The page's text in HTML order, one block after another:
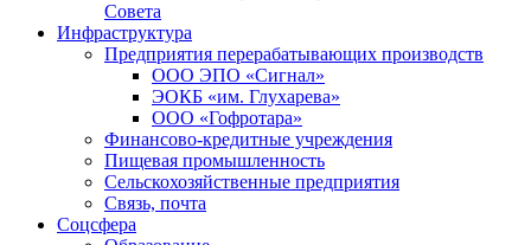
Совета
Инфраструктура
Предприятия перерабатывающих производств
ООО ЭПО «Сигнал»
ЭОКБ «им. Глухарева»
ООО «Гофротара»
Финансово-кредитные учреждения
Пищевая промышленность
Сельскохозяйственные предприятия
Связь, почта
Соцсфера